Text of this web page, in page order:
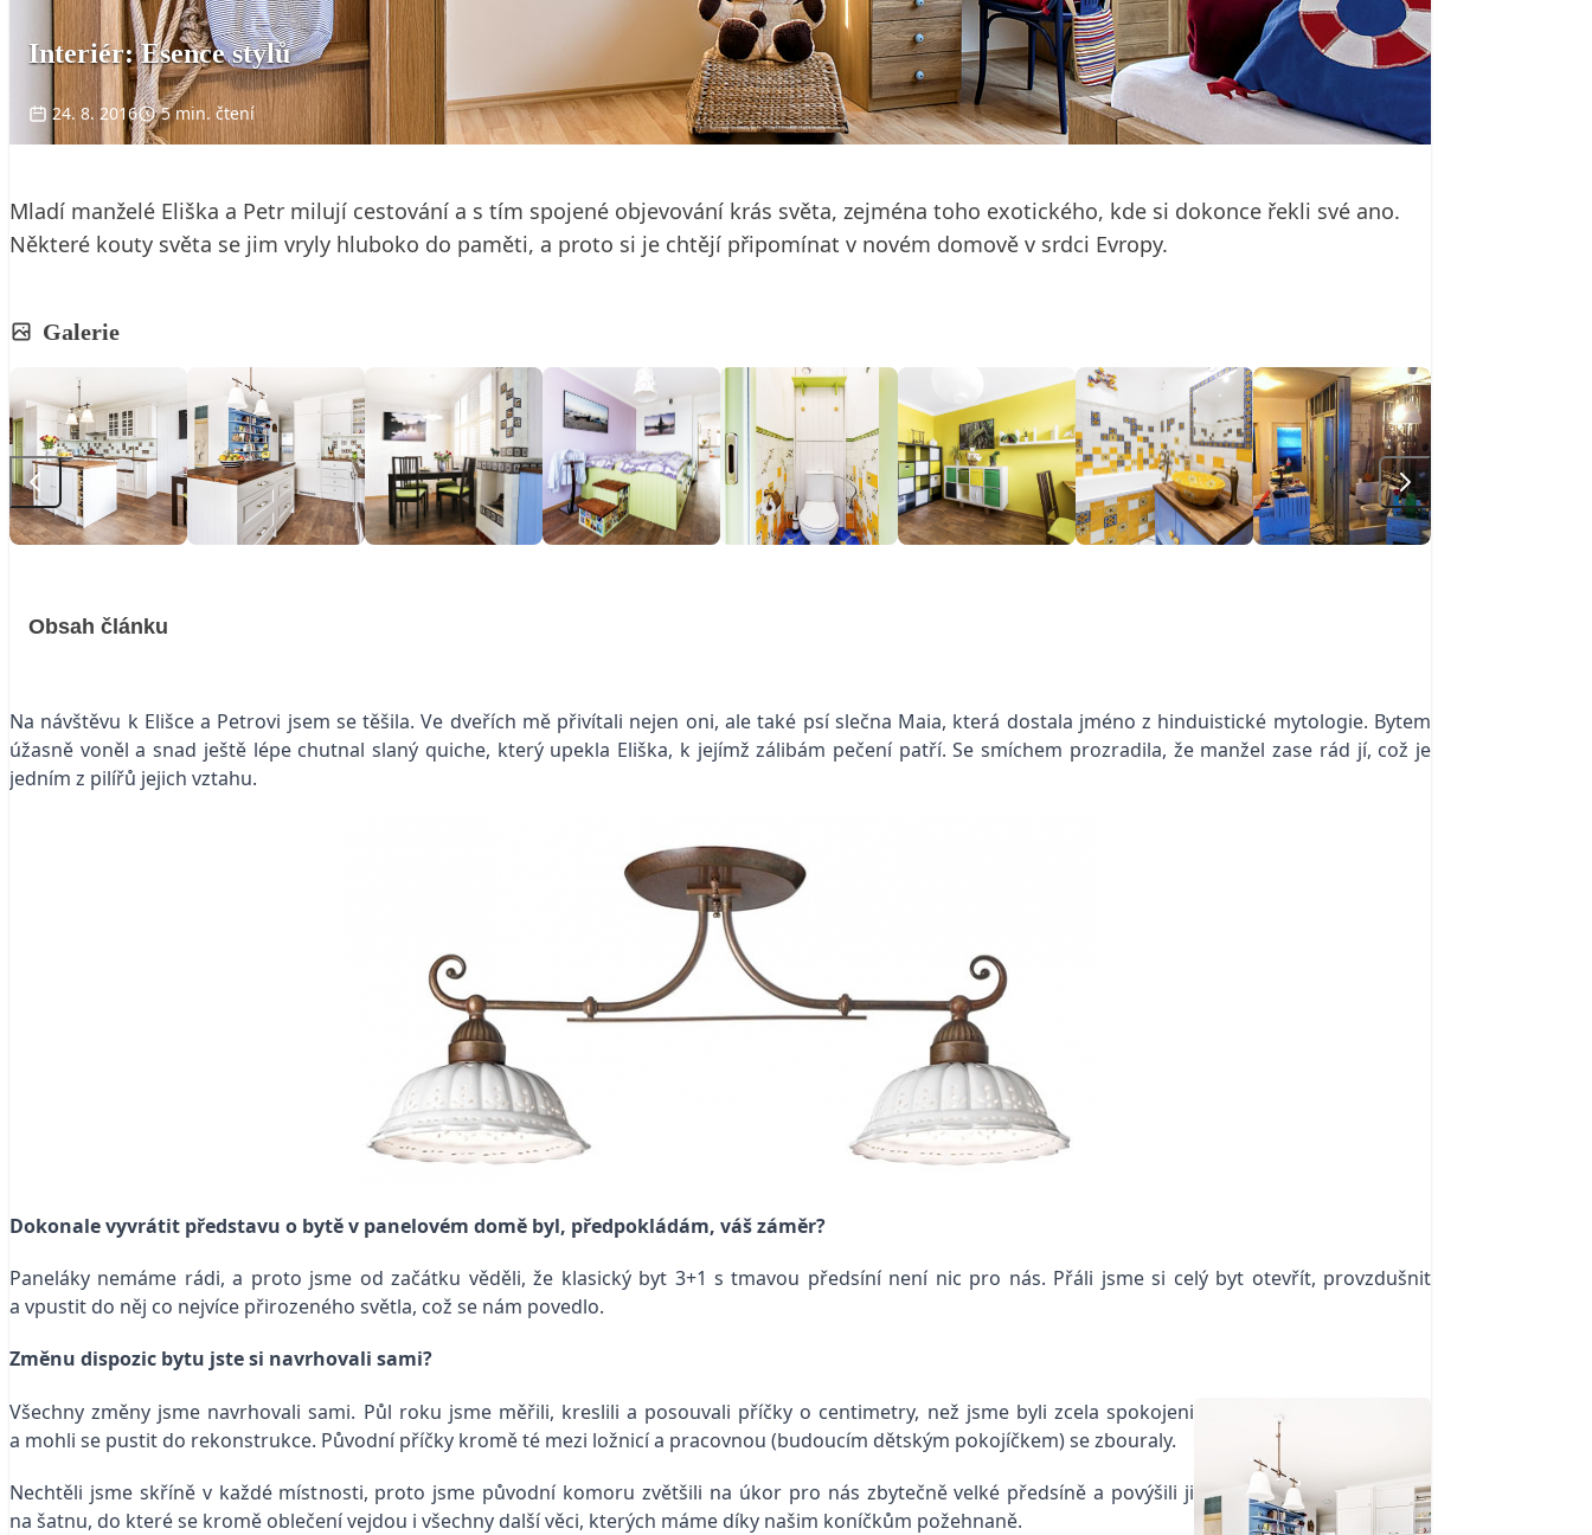
Interiér: Esence stylů
24. 8. 2016 5 min. čtení
Mladí manželé Eliška a Petr milují cestování a s tím spojené objevování krás světa, zejména toho exotického, kde si dokonce řekli své ano.
Některé kouty světa se jim vryly hluboko do paměti, a proto si je chtějí připomínat v novém domově v srdci Evropy.
Galerie
Obsah článku
Na návštěvu k Elišce a Petrovi jsem se těšila. Ve dveřích mě přivítali nejen oni, ale také psí slečna Maia, která dostala jméno z hinduistické mytologie. Bytem
úžasně voněl a snad ještě lépe chutnal slaný quiche, který upekla Eliška, k jejímž zálibám pečení patří. Se smíchem prozradila, že manžel zase rád jí, což je
jedním z pilířů jejich vztahu.
Dokonale vyvrátit představu o bytě v panelovém domě byl, předpokládám, váš záměr?
Paneláky nemáme rádi, a proto jsme od začátku věděli, že klasický byt 3+1 s tmavou předsíní není nic pro nás. Přáli jsme si celý byt otevřít, provzdušnit
a vpustit do něj co nejvíce přirozeného světla, což se nám povedlo.
Změnu dispozic bytu jste si navrhovali sami?
Všechny změny jsme navrhovali sami. Půl roku jsme měřili, kreslili a posouvali příčky o centimetry, než jsme byli zcela spokojeni
a mohli se pustit do rekonstrukce. Původní příčky kromě té mezi ložnicí a pracovnou (budoucím dětským pokojíčkem) se zbouraly.
Nechtěli jsme skříně v každé místnosti, proto jsme původní komoru zvětšili na úkor pro nás zbytečně velké předsíně a povýšili ji
na šatnu, do které se kromě ­oblečení vejdou i všechny další věci, kterých máme díky našim koníčkům požehnaně.